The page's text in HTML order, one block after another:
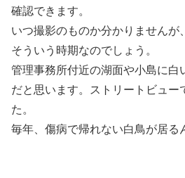
確認できます。
いつ撮影のものか分かりませんが
そういう時期なのでしょう。
管理事務所付近の湖面や小島に白
だと思います。ストリートビュー
た。
毎年、傷病で帰れない白鳥が居る